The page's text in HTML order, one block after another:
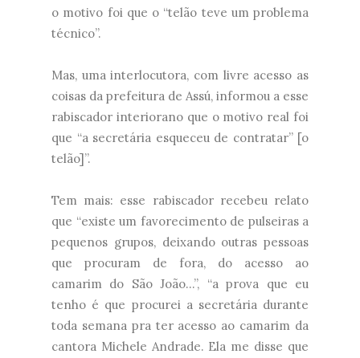
o motivo foi que o “telão teve um problema
técnico”.
Mas, uma interlocutora, com livre acesso as
coisas da prefeitura de Assú, informou a esse
rabiscador interiorano que o motivo real foi
que “a secretária esqueceu de contratar” [o
telão]”.
Tem mais: esse rabiscador recebeu relato
que “existe um favorecimento de pulseiras a
pequenos grupos, deixando outras pessoas
que procuram de fora, do acesso ao
camarim do São João...”, “a prova que eu
tenho é que procurei a secretária durante
toda semana pra ter acesso ao camarim da
cantora Michele Andrade. Ela me disse que